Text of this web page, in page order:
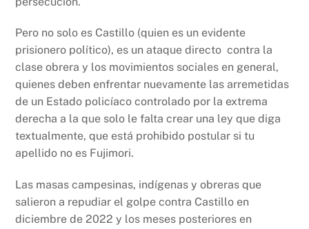
Pero no solo es Castillo (quien es un evidente
prisionero político), es un ataque directo contra la
clase obrera y los movimientos sociales en general,
quienes deben enfrentar nuevamente las arremetidas
de un Estado policíaco controlado por la extrema
derecha a la que solo le falta crear una ley que diga
textualmente, que está prohibido postular si tu
apellido no es Fujimori.
Las masas campesinas, indígenas y obreras que
salieron a repudiar el golpe contra Castillo en
diciembre de 2022 y los meses posteriores en